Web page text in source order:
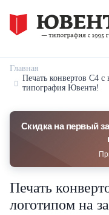
Главная
Печать конвертов С4
типография Ювента!
Скидка на первый
Печать
логотипом на